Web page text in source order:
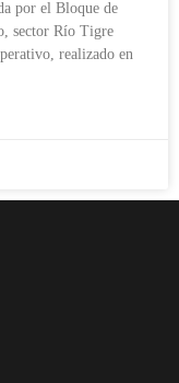
por el Bloque de
sector Río Tigre
realizado en